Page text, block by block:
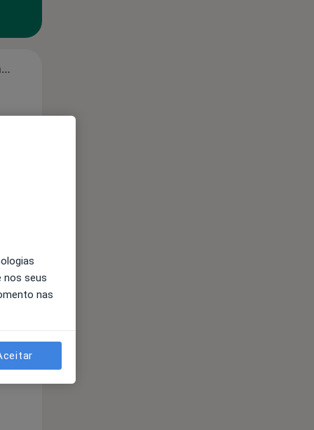
Segunda-feira
Segunda-feira Ter,
11 Ago
nos seus
nas